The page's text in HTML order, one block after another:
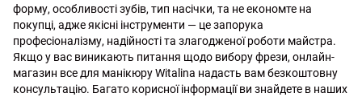
форму, особливості зубів, тип насічки, та не економте на
покупці, адже якісні інструменти — це запорука
професіоналізму, надійності та злагодженої роботи майстра.
Якщо у вас виникають питання щодо вибору фрези, онлайн-
магазин все для манікюру Witalina надасть вам безкоштовну
консультацію. Багато корисної інформації ви знайдете в наших